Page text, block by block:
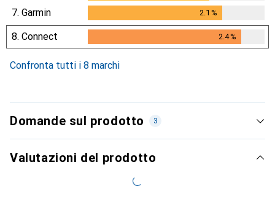
7. Garmin 2.1 %
8. Connect 2.4%
2.4%
Confronta tutti i 8 marchi
Domande sul prodotto 3
Valutazioni del prodotto